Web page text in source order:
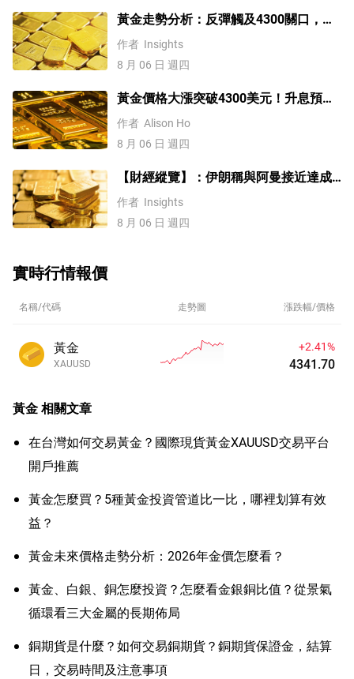
黃金走勢分析：反彈觸及4300關口，
「雙底」確立劍指這一目標！
作者 Insights
8 月 06 日 週四
黃金價格大漲突破4300美元！升息預期
降溫疊加央行購金，未來持續漲？
作者 Alison Ho
8 月 06 日 週四
【財經縱覽】：伊朗稱與阿曼接近達成
協議，黃金漲超200美元、WTI原油三連
跌，道指續創歷史新高！
作者 Insights
8 月 06 日 週四
實時行情報價
名稱/代碼 走勢圖 漲跌幅/價格
黃金
XAUUSD
+2.41%
4341.70
黃金相關文章
在台灣如何交易黃金？國際現貨黃金XAUUSD交易平台
開戶推薦
黃金怎麼買？5種黃金投資管道比一比，哪裡划算有效
益？
黃金未來價格走勢分析：2026年金價怎麼看？
黃金、白銀、銅怎麼投資？怎麼看金銀銅比值？從景氣
循環看三大金屬的長期佈局
銅期貨是什麼？如何交易銅期貨？銅期貨保證金，結算
日，交易時間及注意事項